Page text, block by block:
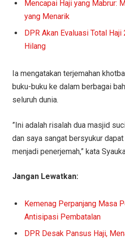
Mencapai Haji yang Mabrur:
yang Menarik
DPR Akan Evaluasi Total
Hilang
Ia mengatakan terjemahan
buku-buku ke dalam berbagai
seluruh dunia.
”Ini adalah risalah dua masjid
dan saya sangat bersyukur
menjadi penerjemah,” kata
Jangan Lewatkan:
Kemenag Perpanjang Masa
Antisipasi Pembatalan
DPR Desak Pansus Haji,